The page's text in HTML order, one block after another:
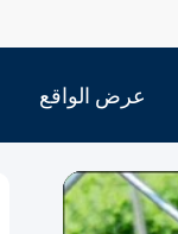
عرض الواقع
الافتراضي